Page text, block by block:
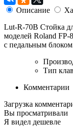
Описание
Lut-R-70B Стойка
моделей Roland FP-
с педальным
Тип
Комментарии
Загрузка
Вы просматривали
Я видел дешевле